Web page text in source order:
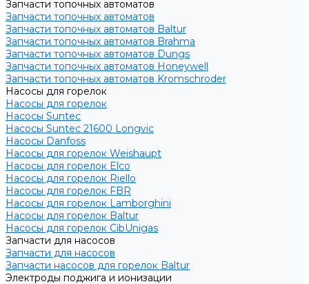
Запчасти топочных автоматов
Запчасти топочных автоматов
Запчасти топочных автоматов Baltur
Запчасти топочных автоматов Brahma
Запчасти топочных автоматов Dungs
Запчасти топочных автоматов Honeywell
Запчасти топочных автоматов Kromschroder
Насосы для горелок
Насосы для горелок
Насосы Suntec
Насосы Suntec 21600 Longvic
Насосы Danfoss
Насосы для горелок Weishaupt
Насосы для горелок Elco
Насосы для горелок Riello
Насосы для горелок FBR
Насосы для горелок Lamborghini
Насосы для горелок Baltur
Насосы для горелок CibUnigas
Запчасти для насосов
Запчасти для насосов
Запчасти насосов для горелок Baltur
Электроды поджига и ионизации